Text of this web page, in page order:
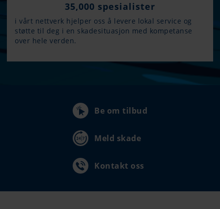
35,000 spesialister
i vårt nettverk hjelper oss å levere lokal service og
støtte til deg i en skadesituasjon med kompetanse
over hele verden.
Be om tilbud
Meld skade
Kontakt oss